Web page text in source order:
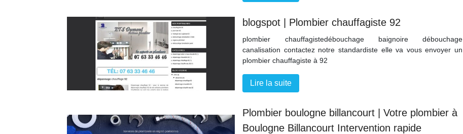
blogspot | Plombier chauffa­giste 92
plombier chauffagistedébouchage baignoire débouchage
canalisation contactez notre standardiste elle va vous envoyer un
plombier chauffagiste à 92
Lire la suite
Plombier boulogne billancourt | Votre plombier à
Boulogne Billancourt In­terven­tion rapide